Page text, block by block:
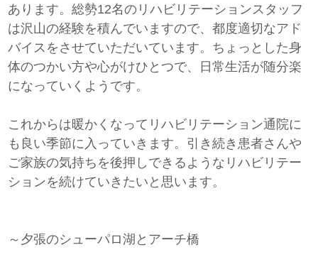
あります。総勢12名のリハビリテーションスタッフ
は沢山の経験を積んでいますので、都度適切なアド
バイスをさせていただいています。ちょっとした身
体のつかい方や心がけひとつで、日常生活が随分楽
になっていくようです。
これからは暖かくなってリハビリテーション通院に
も良い季節に入っていきます。引き続き患者さんや
ご家族の気持ちを後押しできるようなリハビリテー
ションを続けていきたいと思います。
～夕張のシューパロ湖とアーチ橋